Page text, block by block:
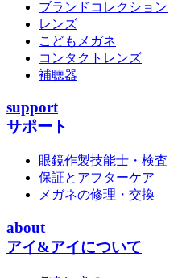
ブランドコレクション
レンズ
こどもメガネ
コンタクトレンズ
補聴器
support
サポート
眼鏡作製技能士・検査
保証とアフターケア
メガネの修理・交換
about
アイ&アイについて